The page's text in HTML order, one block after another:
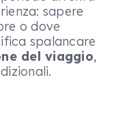
sapere
o dove
spalancare
del viaggio,